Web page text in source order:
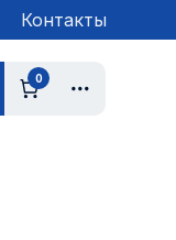
Контакты
0